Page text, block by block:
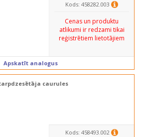
Kods: 458282.003
Cenas un produktu
atlikumi ir redzami tikai
reģistrētiem lietotājiem
Apskatīt analogus
caurules
Kods: 458493.002